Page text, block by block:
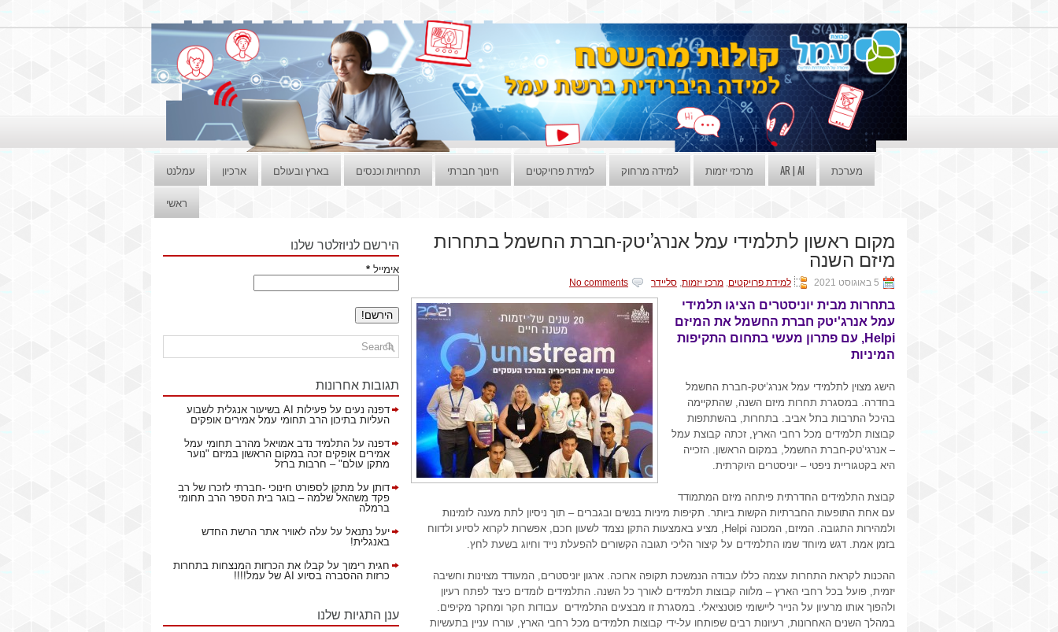
עמלנט ארכיון בארץ ובעולם תחרויות וכנסים חינוך חברתי למידת פרויקטים למידה מרחוק מרכזי יזמות AR | AI מערכת
ראשי
מקום ראשון לתלמידי עמל אנרג’יטק-חברת החשמל בתחרות
מיזם השנה
5 באוגוסט 2021 למידת פרויקטים, מרכז יזמות, סליידר No comments
בתחרות מבית יוניסטרים הציגו תלמידי
עמל אנרג'יטק חברת החשמל את המיזם
Helpi, עם פתרון מעשי בתחום התקיפות
המיניות
הישג מצוין לתלמידי עמל אנרג’יטק-חברת החשמל
בחדרה. במסגרת תחרות מיזם השנה, שהתקיימה
בהיכל התרבות בתל אביב. בתחרות, בהשתתפות
קבוצות תלמידים מכל רחבי הארץ, זכתה קבוצת עמל
– אנרגי’טק-חברת החשמל, במקום הראשון. הזכייה
היא בקטגוריית ניפטי – יוניסטרים היוקרתית.
קבוצת התלמידים החדרתית פיתחה מיזם המתמודד
עם אחת התופעות החברתיות הקשות ביותר. תקיפות מיניות בנשים ובגברים – תוך ניסיון לתת מענה לזמינות
ולמהירות התגובה. המיזם, המכונה Helpi, מציע באמצעות התקן נצמד לשעון חכם, אפשרות לקרוא לסיוע ולדווח
בזמן אמת. דגש מיוחד שמו התלמידים על קיצור הליכי תגובה הקשורים להפעלת נייד וחיוג בשעת לחץ.
ההכנות לקראת התחרות עצמה כללו עבודה הנמשכת תקופה ארוכה. ארגון יוניסטרים, המעודד מצוינות וחשיבה
יזמית, פועל בכל רחבי הארץ – מלווה קבוצות תלמידים לאורך כל השנה. התלמידים לומדים כיצד לפתח רעיון
ולהפוך אותו מרעיון על הנייר ליישומי פוטנציאלי. במסגרת זו מבצעים התלמידים עבודות חקר ומחקר מקיפים.
במהלך השנים האחרונות, רעיונות רבים שפותחו על-ידי קבוצות תלמידים מכל רחבי הארץ, עוררו עניין בתעשיות
הירשם לניוזלטר שלנו
אימייל *
תגובות אחרונות
דפנה נעים על
פעילות AI בשיעור אנגלית לשבוע
העליות בתיכון הרב תחומי עמל אמירים אופקים
דפנה על התלמיד נדב אמויאל מהרב תחומי עמל
אמירים אופקים זכה במקום הראשון במיזם "נוער
מתקן עולם" – חרבות ברזל
דותן על מתקן לספורט חינוכי -חברתי לזכרו של רב
פקד משהאל שלמה – בוגר בית הספר הרב תחומי
ברמלה
יעל נתנאל על עלה לאוויר אתר הרשת החדש
באנגלית!
חגית רימוך על קבלו את הכרזות המנצחות בתחרות
כרזות ההסברה בסיוע AI של עמל!!!!
ענן התגיות שלנו